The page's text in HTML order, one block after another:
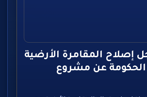
إصلاح المقامرة الأرضية
الحكومة عن مشروع